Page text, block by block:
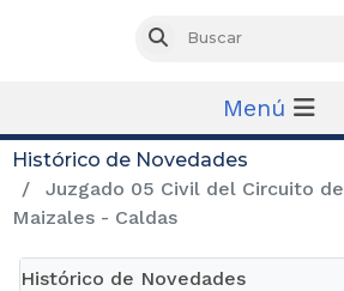
Buscar
Menú
Histórico de Novedades
Juzgado 05 Civil del Circuito de
Maizales - Caldas
Histórico de Novedades